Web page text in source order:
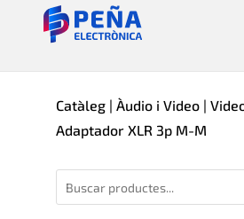
Catàleg| Àudio i Video|
Adaptador XLR 3p M-M